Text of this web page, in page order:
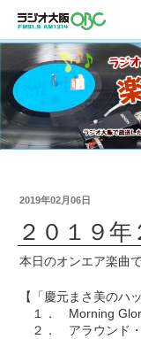
2019年02月06日
２０１９年
本日のオンエア楽曲
【「慶元まさ美のハ
１． Morning
２． アラウンド